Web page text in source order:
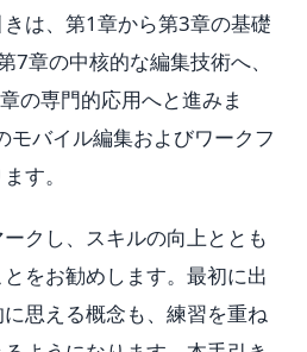
は、第1章から第3章の基礎
7章の中核的な編集技術へ、
の専門的応用へと進みま
バイル編集およびワークフ
す。
クし、スキルの向上ととも
をお勧めします。最初に出
思える概念も、練習を重ね